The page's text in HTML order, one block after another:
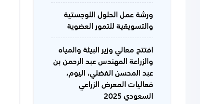
ورشة عمل الحلول اللوجستية
والتسويقية للتمور العضوية
افتتح معالي وزير البيئة والمياه
والزراعة المهندس عبد الرحمن بن
عبد المحسن الفضلي، اليوم،
فعاليات المعرض الزراعي
السعودي 2025